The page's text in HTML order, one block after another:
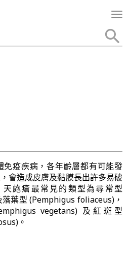
免疫疾病，各年齡層都有可能發
會造成皮膚及黏膜長出許多易破
皰瘡最常見的類型為尋常型
葉型 (Pemphigus foliaceus)，
vegetans) 及紅斑型
。